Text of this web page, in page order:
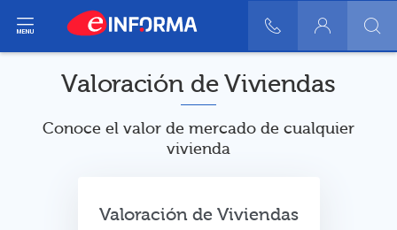
900 10 30 20
Login
del menúValoración de Viviendas
Conoce el valor de mercado de cualquier
vivienda
Valoración de Viviendas